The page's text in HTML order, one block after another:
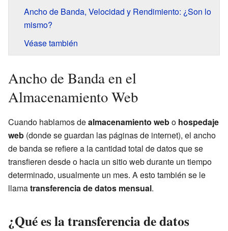
Ancho de Banda, Velocidad y Rendimiento: ¿Son lo
mismo?
Véase también
Ancho de Banda en el
Almacenamiento Web
Cuando hablamos dealmacenamiento webo hospedaje
web (donde se guardan las páginas de internet), el ancho
de banda se refiere a la cantidad total de datos que se
transfieren desde o hacia un sitio web durante un tiempo
determinado, usualmente un mes. A esto también se le
llamatransferencia de datos mensual.
¿Qué es la transferencia de datos